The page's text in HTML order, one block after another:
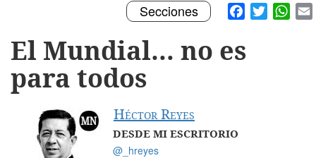
Facebook
Twitter
Toggle
navigation
Secciones
El Mundial… no es
para todos
Héctor Reyes
DESDE MI ESCRITORIO
@_hreyes